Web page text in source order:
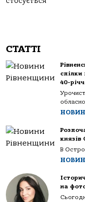
СТАТТІ
спілки
40-
князів
В
на